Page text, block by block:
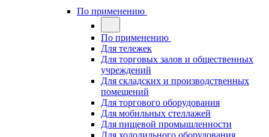
По применению
По применению
Для тележек
Для торговых залов и общественных
учреждений
Для складских и производственных
помещений
Для торгового оборудования
Для мобильных стеллажей
Для пищевой промышленности
Для холодильного оборудования